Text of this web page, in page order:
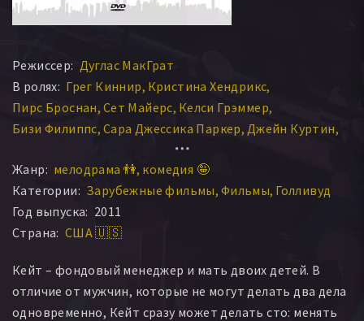
Режиссер: Дуглас МакГрат
В ролях: Грег Киннир Кристина Хендрикс
Пирс Броснан Сет Майерс Келси Грэммер
Бизи Филиппс Сара Джессика Паркер Джейн Куртин
Жанр: мелодрама 👫 комедия 🤪
Категории: Зарубежные фильмы Фильмы Голливуд
Год выпуска: 2011
Страна: США 🇺🇸
Кейт – фондовый менеджер и мать двоих детей. В
отличие от мужчин, которые не могут делать два дела
одновременно, Кейт сразу может делать сто: менять